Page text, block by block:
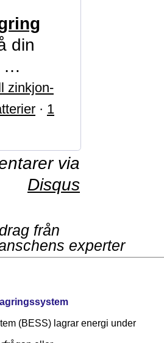
din
…
zinkjon-
· 1
via
Disqus
från
experter
(BESS) lagrar energi under